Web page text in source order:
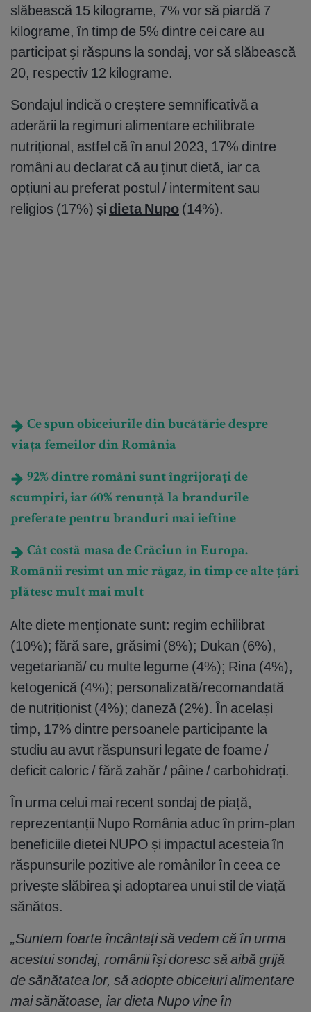
slăbească 15 kilograme, 7% vor să piardă 7
kilograme, în timp de 5% dintre cei care au
participat și răspuns la sondaj, vor să slăbească
20, respectiv 12 kilograme.
Sondajul indică o creștere semnificativă a
aderării la regimuri alimentare echilibrate
nutrițional, astfel că în anul 2023, 17% dintre
români au declarat că au ținut dietă, iar ca
opțiuni au preferat postul / intermitent sau
religios (17%) și dieta Nupo (14%).
Ce spun obiceiurile din bucătărie despre
viața femeilor din România
92% dintre români sunt îngrijorați de
scumpiri, iar 60% renunță la brandurile
preferate pentru branduri mai ieftine
Cât costă masa de Crăciun în Europa.
Românii resimt un mic răgaz, în timp ce alte țări
plătesc mult mai mult
Alte diete menționate sunt: regim echilibrat
(10%); fără sare, grăsimi (8%); Dukan (6%),
vegetariană/ cu multe legume (4%); Rina (4%),
ketogenică (4%); personalizată/recomandată
de nutriționist (4%); daneză (2%). În același
timp, 17% dintre persoanele participante la
studiu au avut răspunsuri legate de foame /
deficit caloric / fără zahăr / pâine / carbohidrați.
În urma celui mai recent sondaj de piață,
reprezentanții Nupo România aduc în prim-plan
beneficiile dietei NUPO și impactul acesteia în
răspunsurile pozitive ale românilor în ceea ce
privește slăbirea și adoptarea unui stil de viață
sănătos.
„Suntem foarte încântați să vedem că în urma
acestui sondaj, românii își doresc să aibă grijă
de sănătatea lor, să adopte obiceiuri alimentare
mai sănătoase, iar dieta Nupo vine în